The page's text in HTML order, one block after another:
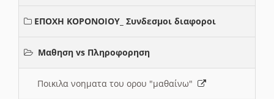
ΕΠΟΧΗ ΚΟΡΟΝΟΙΟΥ_ Συνδεσμοι διαφοροι
Μαθηση vs Πληροφορηση
Ποικιλα νοηματα του ορου "μαθαίνω"